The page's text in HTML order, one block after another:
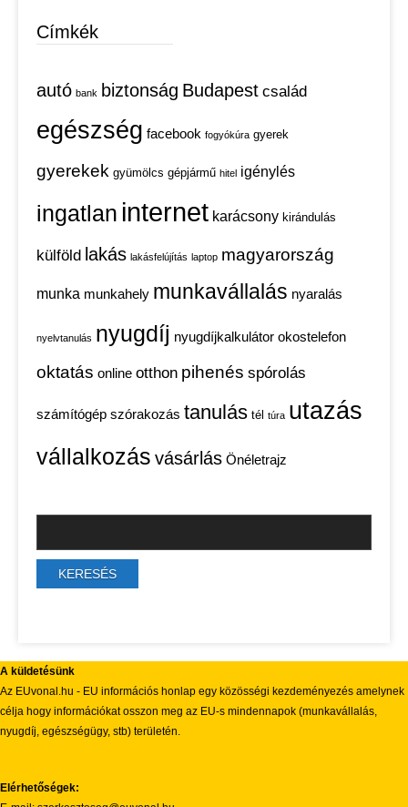
Címkék
autó bank biztonság Budapest család
egészség facebook fogyókúra gyerek
gyerekek gyümölcs gépjármű hitel igénylés
ingatlan internet karácsony kirándulás
külföld lakás lakásfelújítás laptop magyarország
munka munkahely munkavállalás nyaralás
nyelvtanulás nyugdíj nyugdíjkalkulátor okostelefon
oktatás online otthon pihenés spórolás
számítógép szórakozás tanulás tél túra utazás
vállalkozás vásárlás Önéletrajz
A küldetésünk
Az EUvonal.hu - EU információs honlap egy közösségi kezdeményezés amelynek
célja hogy információkat osszon meg az EU-s mindennapok (munkavállalás,
nyugdíj, egészségügy, stb) területén.
Elérhetőségek: